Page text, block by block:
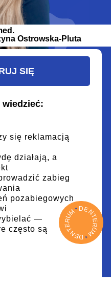
się reklamacją
działają, a
zabieg
pozabiegowych
—
często są
wiedzieć:
Ostrowska-Pluta
D
*
EN
T
E
R
U
M
*
D
E
N
T
E
R
U
M
SIĘ